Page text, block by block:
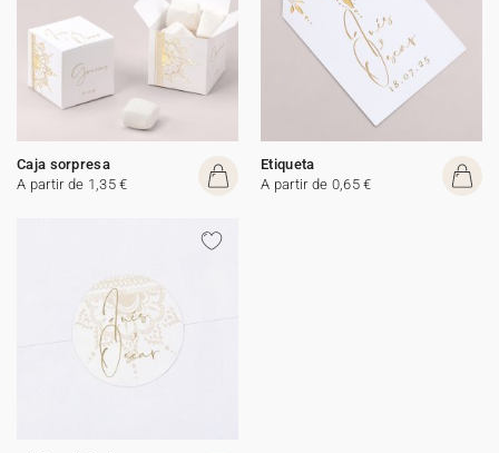
Caja sorpresa
A partir de 1,35 €
Etiqueta
A partir de 0,65 €